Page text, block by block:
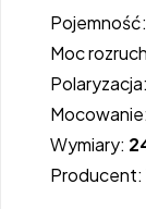
Pojemność:
Moc
Polaryzacja:
Mocowanie:
Wymiary:
Producent: